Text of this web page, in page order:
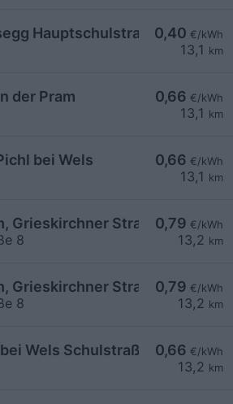
0,40 €/kWh
13,1 km
Hauptschulstraße
0,66 €/kWh
13,1 km
der Pram
0,66 €/kWh
13,1 km
bei Wels
0,79 €/kWh
13,2 km
Grieskirchner Straße 8, 02
8
0,79 €/kWh
13,2 km
Grieskirchner Straße 8, 01
8
0,66 €/kWh
13,2 km
Wels Schulstraße Parkplatz